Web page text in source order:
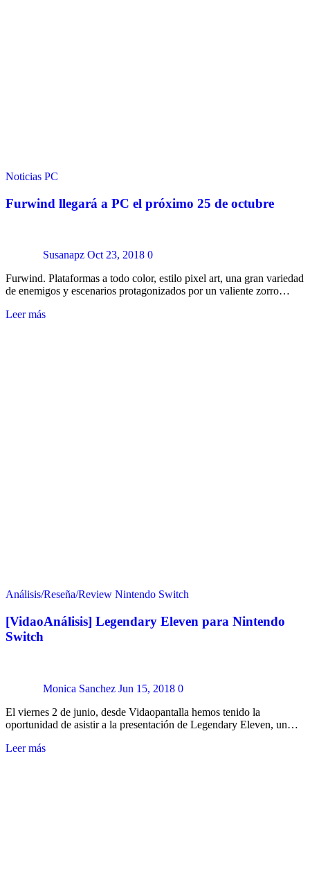
Noticias PC
Furwind llegará a PC el próximo 25 de octubre
Susanapz Oct 23, 2018 0
Furwind. Plataformas a todo color, estilo pixel art, una gran variedad
de enemigos y escenarios protagonizados por un valiente zorro…
Leer más
Análisis/Reseña/Review Nintendo Switch
[VidaoAnálisis] Legendary Eleven para Nintendo
Switch
Monica Sanchez Jun 15, 2018 0
El viernes 2 de junio, desde Vidaopantalla hemos tenido la
oportunidad de asistir a la presentación de Legendary Eleven, un…
Leer más